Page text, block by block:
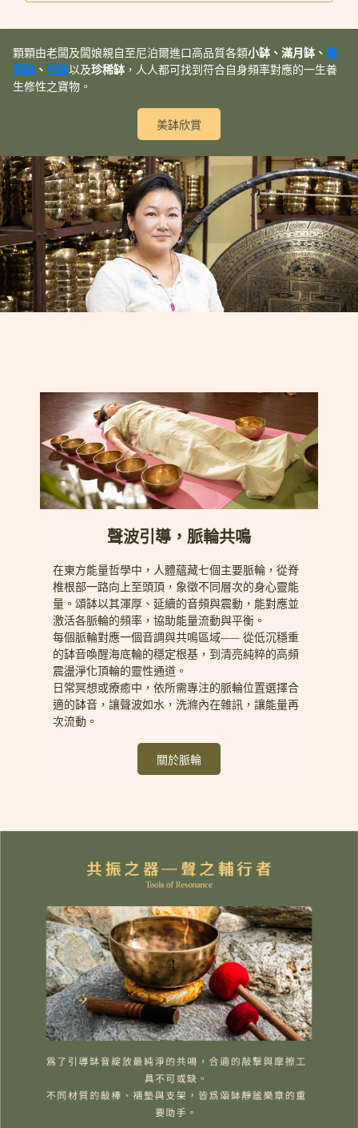
顆顆由老闆及闆娘親自至尼泊爾進口高品質各類小缽、滿月缽、 雕
刻缽 、 老缽以及珍稀缽 ，人人都可找到符合自身頻率對應的一生養
生修性之寶物。
美缽欣賞
聲波引導，脈輪共鳴
在東方能量哲學中，人體蘊藏七個主要脈輪，從脊
椎根部一路向上至頭頂，象徵不同層次的身心靈能
量。頌缽以其渾厚、延續的音頻與震動，能對應並
激活各脈輪的頻率，協助能量流動與平衡。
每個脈輪對應一個音調與共鳴區域—— 從低沉穩重
的缽音喚醒海底輪的穩定根基，到清亮純粹的高頻
震盪淨化頂輪的靈性通道。
日常冥想或療癒中，依所需專注的脈輪位置選擇合
適的缽音，讓聲波如水，洗滌內在雜訊，讓能量再
次流動。
關於脈輪